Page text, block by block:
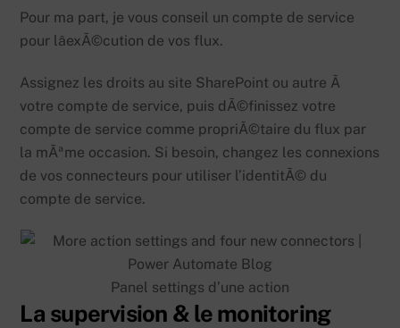
Pour ma part, je vous conseil un compte de service
pour lâexÃ©cution de vos flux.
Assignez les droits au site SharePoint ou autre Ã
votre compte de service, puis dÃ©finissez votre
compte de service comme propriÃ©taire du flux par
la mÃªme occasion. Si besoin, changez les connexions
de vos connecteurs pour utiliser l’identitÃ© du
compte de service.
Panel settings d’une action
La supervision & le monitoring